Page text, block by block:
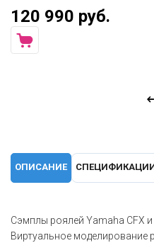
120 990 руб.
ОПИСАНИЕ
Сэмплы роялей Yamaha CFX
Виртуальное моделирование